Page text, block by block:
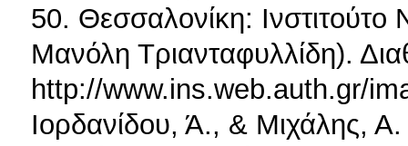
50. Θεσσαλονίκη:
Μανόλη Τριανταφυλλίδη).
http://www.ins.web.auth.gr/
Ιορδανίδου, Ά., & Μιχάλης,